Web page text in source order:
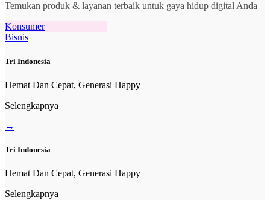
Temukan produk & layanan terbaik untuk gaya hidup digital Anda
Konsumer
Bisnis
Tri Indonesia
Hemat Dan Cepat, Generasi Happy
Selengkapnya
→
Tri Indonesia
Hemat Dan Cepat, Generasi Happy
Selengkapnya